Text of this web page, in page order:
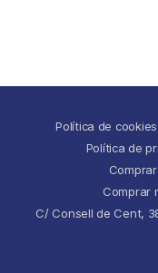
Política de cookies
Política de
Comprar
C/ Consell de Cent,